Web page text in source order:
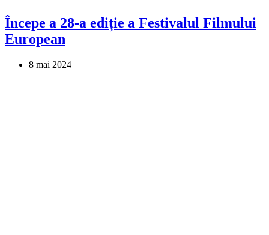
Începe a 28-a ediție a Festivalul Filmului
European
8 mai 2024